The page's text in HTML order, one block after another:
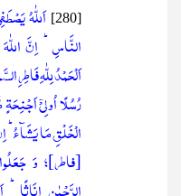
[280]
اَللّٰہُ
اَلۡحَمۡدُ لِلّٰہِ فَاطِرِ
رُسُلًا اُولِیۡۤ
[فاطر]؛ وَ